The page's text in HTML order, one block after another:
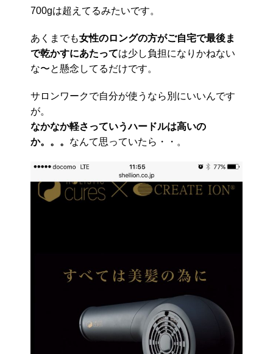
700gは超えてるみたいです。
あくまでも女性のロングの方がご自宅で最後ま
で乾かすにあたっては少し負担になりかねない
な〜と懸念してるだけです。
サロンワークで自分が使うなら別にいいんです
が。
なかなか軽さっていうハードルは高いの
か。。。 なんて思っていたら・・。